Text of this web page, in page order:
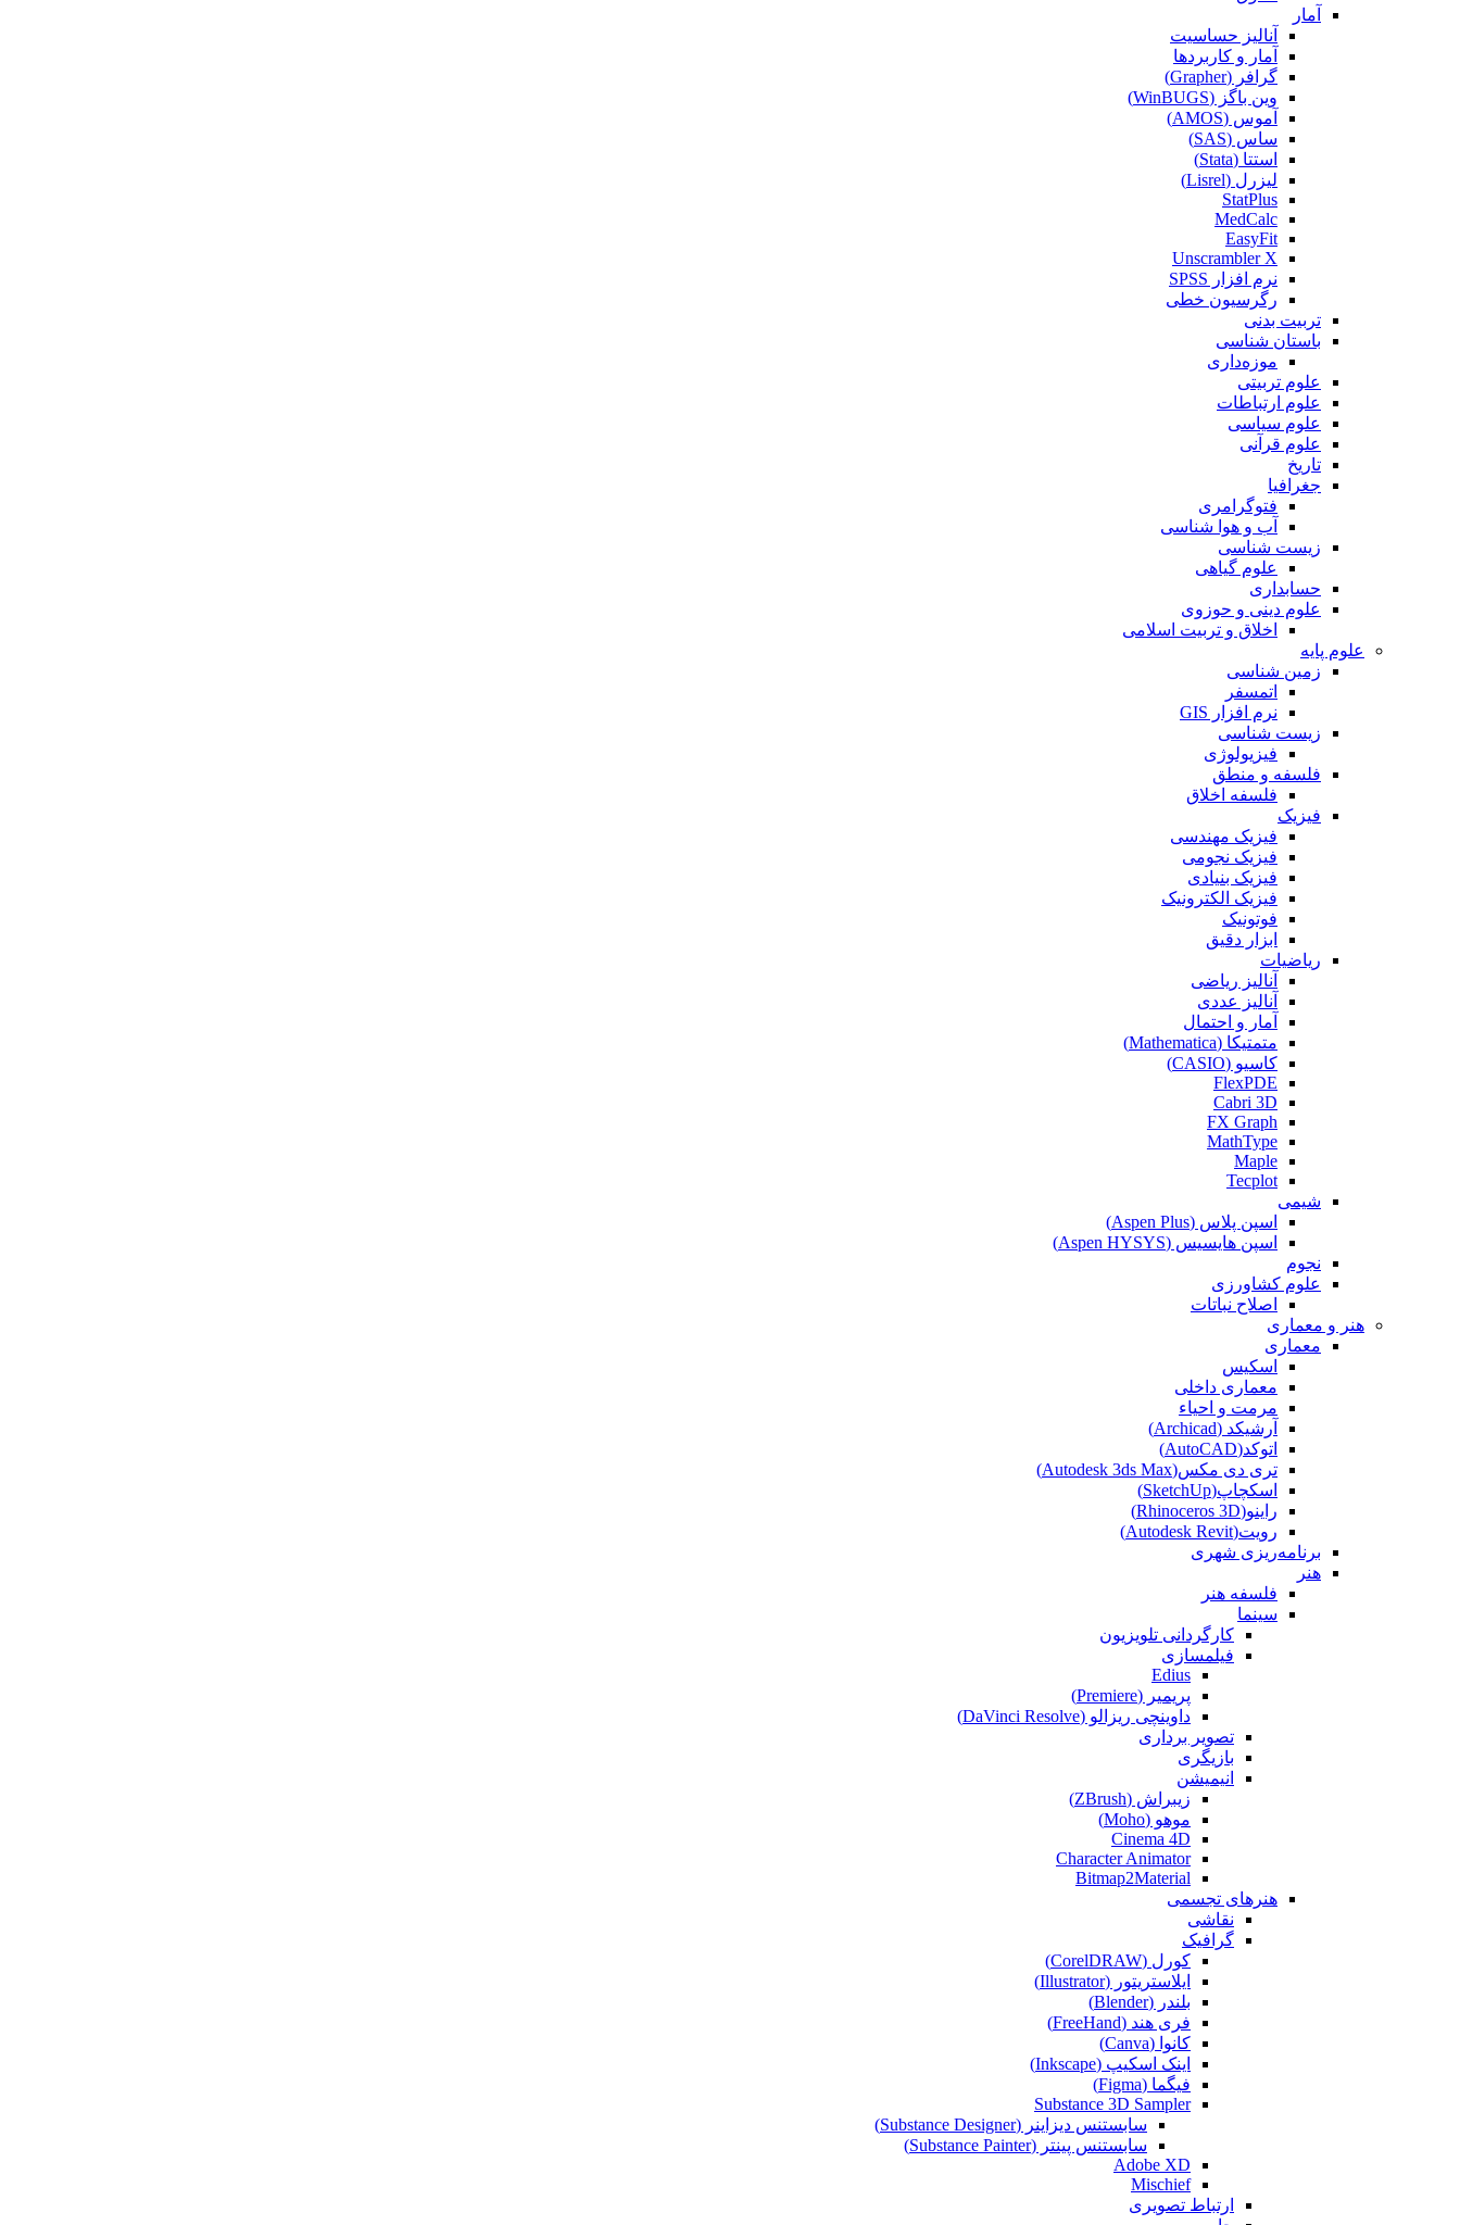
آمار
آنالیز حساسیت
آمار و کاربردها
گرافر (Grapher)
وین باگز (WinBUGS)
آموس (AMOS)
ساس (SAS)
استتا (Stata)
لیزرل (Lisrel)
StatPlus
MedCalc
EasyFit
Unscrambler X
نرم افزار SPSS
رگرسیون خطی
تربیت بدنی
باستان شناسی
موزه‌داری
علوم تربیتی
علوم ارتباطات
علوم سیاسی
علوم قرآنی
تاریخ
جغرافیا
فتوگرامری
آب و هوا شناسی
زیست شناسی
علوم گیاهی
حسابداری
علوم دینی و حوزوی
اخلاق و تربیت اسلامی
علوم پایه
زمین شناسی
اتمسفر
نرم افزار GIS
زیست شناسی
فیزیولوژی
فلسفه و منطق
فلسفه اخلاق
فیزیک
فیزیک مهندسی
فیزیک نجومی
فیزیک بنیادی
فیزیک الکترونیک
فوتونیک
ابزار دقیق
ریاضیات
آنالیز ریاضی
آنالیز عددی
آمار و احتمال
متمتیکا (Mathematica)
کاسیو (CASIO)
FlexPDE
Cabri 3D
FX Graph
MathType
Maple
Tecplot
شیمی
اسپن پلاس (Aspen Plus)
اسپن هایسیس (Aspen HYSYS)
نجوم
علوم کشاورزی
اصلاح نباتات
هنر و معماری
معماری
اسکیس
معماری داخلی
مرمت و احیاء
آرشیکد (Archicad)
اتوکد(AutoCAD)
تری دی مکس(Autodesk 3ds Max)
اسکچاپ(SketchUp)
راینو(Rhinoceros 3D)
رویت(Autodesk Revit)
برنامه‌ریزی شهری
هنر
فلسفه هنر
سینما
کارگردانی تلویزیون
فیلمسازی
Edius
پریمیر (Premiere)
داوینچی ریزالو (DaVinci Resolve)
تصویر برداری
بازیگری
انیمیشن
زیبراش (ZBrush)
موهو (Moho)
Cinema 4D
Character Animator
Bitmap2Material
هنرهای تجسمی
نقاشی‌
گرافیک
کورل (CorelDRAW)
ایلاستریتور (Illustrator)
بلندر (Blender)
فری هند (FreeHand)
کانوا (Canva)
اینک اسکیپ (Inkscape)
فیگما (Figma‎)
Substance 3D Sampler
سابستنس دیزاینر (Substance Designer)
سابستنس پینتر (Substance Painter)
Adobe XD
Mischief
ارتباط تصویری